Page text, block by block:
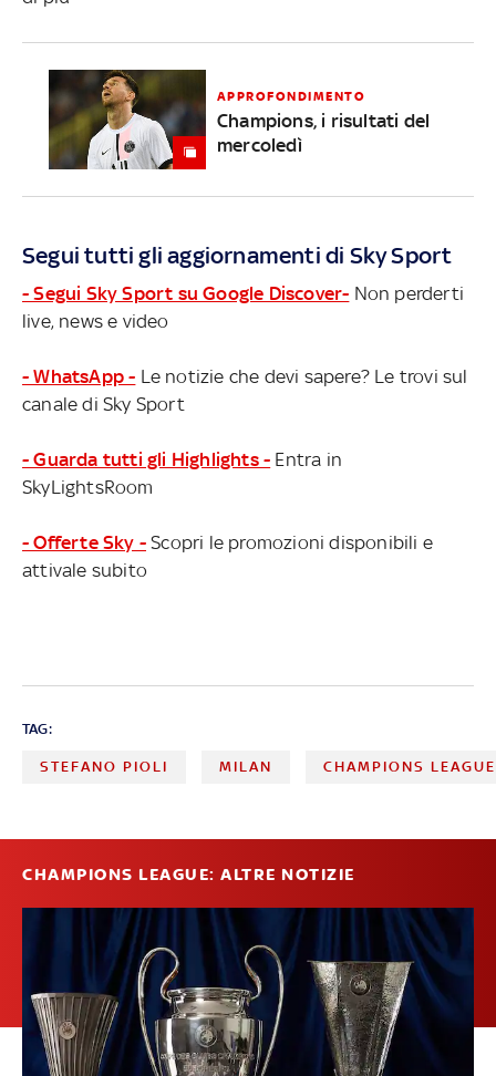
APPROFONDIMENTO
Champions, i risultati del
mercoledì
Segui tutti gli aggiornamenti di Sky Sport
- Segui Sky Sport su Google Discover- Non perderti
live, news e video
- WhatsApp - Le notizie che devi sapere? Le trovi sul
canale di Sky Sport
- Guarda tutti gli Highlights - Entra in
SkyLightsRoom
- Offerte Sky - Scopri le promozioni disponibili e
attivale subito
TAG:
STEFANO PIOLI MILAN CHAMPIONS LEAGUE
CHAMPIONS LEAGUE: ALTRE NOTIZIE